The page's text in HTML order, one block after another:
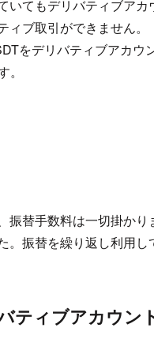
いてもデリバティブアカ
ブ取引ができません。
をデリバティブアカウ
替手数料は一切掛かり
。振替を繰り返し利用
ティブアカウン